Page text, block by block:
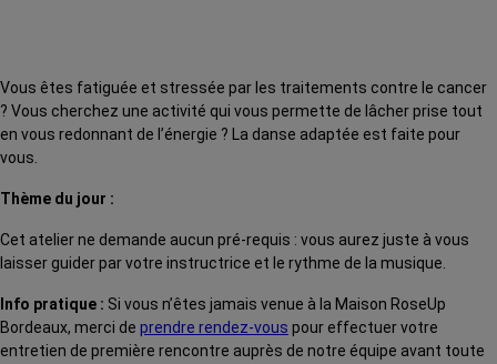
Vous êtes fatiguée et stressée par les traitements contre le cancer
? Vous cherchez une activité qui vous permette de lâcher prise tout
en vous redonnant de l’énergie ? La danse adaptée est faite pour
vous.
Thème du jour :
Cet atelier ne demande aucun pré-requis : vous aurez juste à vous
laisser guider par votre instructrice et le rythme de la musique.
Info pratique : Si vous n’êtes jamais venue à la Maison RoseUp
Bordeaux, merci de prendre rendez-vous pour effectuer votre
entretien de première rencontre auprès de notre équipe avant toute